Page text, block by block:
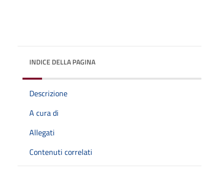
INDICE DELLA PAGINA
Descrizione
A cura di
Allegati
Contenuti correlati